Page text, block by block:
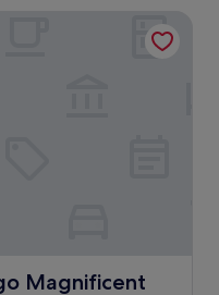
de
176 €
Magnificent
Mile by IHG
Mile by IHG